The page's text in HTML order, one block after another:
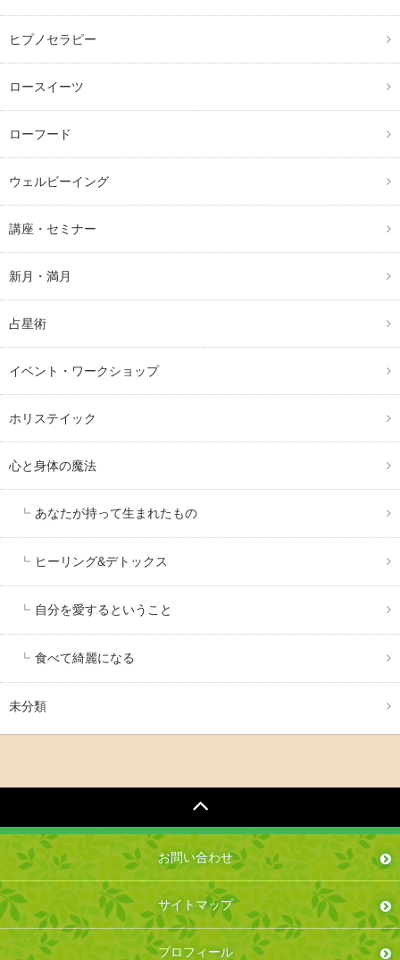
ヒプノセラピー
ロースイーツ
ローフード
ウェルビーイング
講座・セミナー
新月・満月
占星術
イベント・ワークショップ
ホリステイック
心と身体の魔法
あなたが持って生まれたもの
ヒーリング&デトックス
自分を愛するということ
食べて綺麗になる
未分類
お問い合わせ
サイトマップ
プロフィール